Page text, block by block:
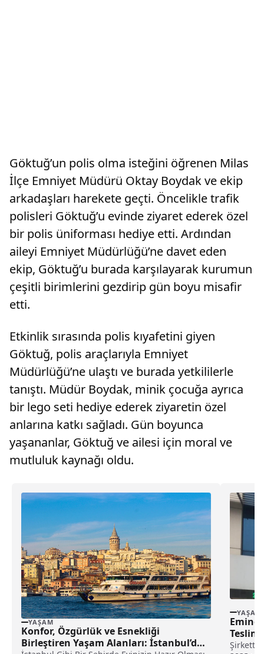
Göktuğ’un polis olma isteğini öğrenen Milas
İlçe Emniyet Müdürü Oktay Boydak ve ekip
arkadaşları harekete geçti. Öncelikle trafik
polisleri Göktuğ’u evinde ziyaret ederek özel
bir polis üniforması hediye etti. Ardından
aileyi Emniyet Müdürlüğü’ne davet eden
ekip, Göktuğ’u burada karşılayarak kurumun
çeşitli birimlerini gezdirip gün boyu misafir
etti.
Etkinlik sırasında polis kıyafetini giyen
Göktuğ, polis araçlarıyla Emniyet
Müdürlüğü’ne ulaştı ve burada yetkililerle
tanıştı. Müdür Boydak, minik çocuğa ayrıca
bir lego seti hediye ederek ziyaretin özel
anlarına katkı sağladı. Gün boyunca
yaşananlar, Göktuğ ve ailesi için moral ve
mutluluk kaynağı oldu.
YAŞAM
Konfor, Özgürlük ve Esnekliği
Birleştiren Yaşam Alanları: İstanbul’da
YAŞAM